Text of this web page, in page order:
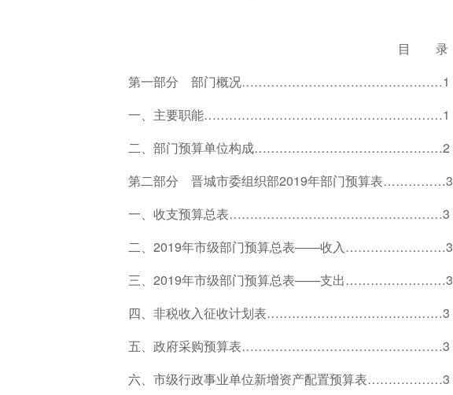
目 录
第一部分 部门概况…………………………………………1
一、主要职能…………………………………………………1
二、部门预算单位构成………………………………………2
第二部分 晋城市委组织部2019年部门预算表……………3
一、收支预算总表……………………………………………3
二、2019年市级部门预算总表——收入……………………3
三、2019年市级部门预算总表——支出……………………3
四、非税收入征收计划表……………………………………3
五、政府采购预算表…………………………………………3
六、市级行政事业单位新增资产配置预算表………………3